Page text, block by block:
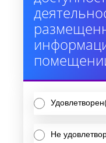
Не